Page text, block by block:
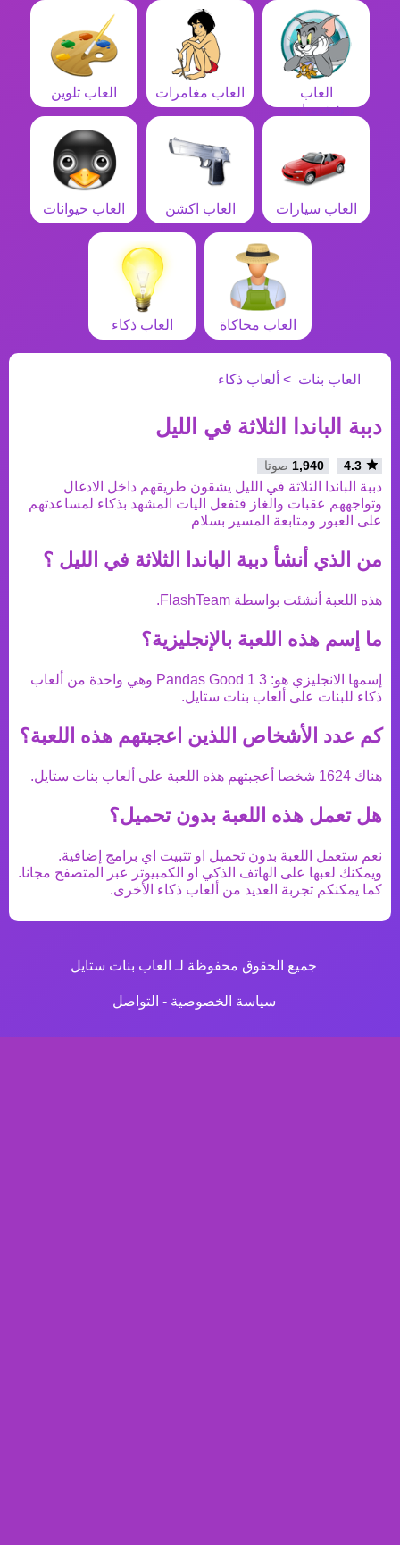
العاب
شخصيات
العاب مغامرات العاب تلوين
العاب سيارات العاب اكشن العاب حيوانات
العاب محاكاة العاب ذكاء
العاب بنات ألعاب ذكاء
دببة الباندا الثلاثة في الليل
1,940 صوتا
دببة الباندا الثلاثة في الليل يشقون طريقهم داخل الادغال
وتواجههم عقبات والغاز فتفعل اليات المشهد بذكاء لمساعدتهم
على العبور ومتابعة المسير بسلام
من الذي أنشأ دببة الباندا الثلاثة في الليل ؟
هذه اللعبة أنشئت بواسطة FlashTeam
.
ما إسم هذه اللعبة بالإنجليزية؟
إسمها الانجليزي هو: 3 Pandas Good 1 وهي واحدة من ألعاب
ذكاء للبنات على ألعاب بنات ستايل.
كم عدد الأشخاص اللذين اعجبتهم هذه اللعبة؟
هناك 1624 شخصا أعجبتهم هذه اللعبة على ألعاب بنات ستايل.
هل تعمل هذه اللعبة بدون تحميل؟
نعم ستعمل اللعبة بدون تحميل او تثبيت اي برامج إضافية.
ويمكنك لعبها على الهاتف الذكي او الكمبيوتر عبر المتصفح مجانا.
كما يمكنكم تجربة العديد من ألعاب ذكاء الأخرى.
جميع الحقوق محفوظة لـ العاب بنات ستايل
سياسة الخصوصية - التواصل